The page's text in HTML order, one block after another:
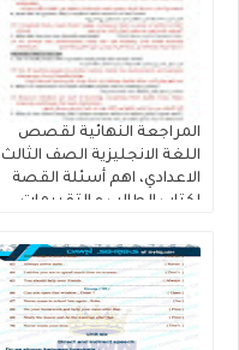
المراجعة النهائية لقصص
اللغة الانجليزية الصف الثالث
الاعدادي، اهم أسئلة القصة
لكتاب الطالب و التقييمات
كتاب فايف ستارز